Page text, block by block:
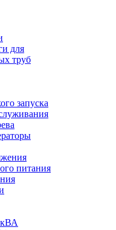
для
труб
запуска
питания
кВА